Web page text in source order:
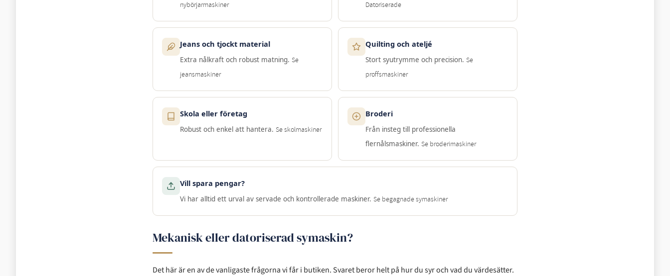
nybörjarmaskiner
Datoriserade
Jeans och tjockt material
Extra nålkraft och robust matning. Se
jeansmaskiner
Quilting och ateljé
Stort syutrymme och precision. Se
proffsmaskiner
Skola eller företag
Robust och enkel att hantera. Se skolmaskiner
Broderi
Från insteg till professionella
flernålsmaskiner. Se broderimaskiner
Vill spara pengar?
Vi har alltid ett urval av servade och kontrollerade maskiner. Se begagnade symaskiner
Mekanisk eller datoriserad symaskin?
Det här är en av de vanligaste frågorna vi får i butiken. Svaret beror helt på hur du syr och vad du värdesätter.